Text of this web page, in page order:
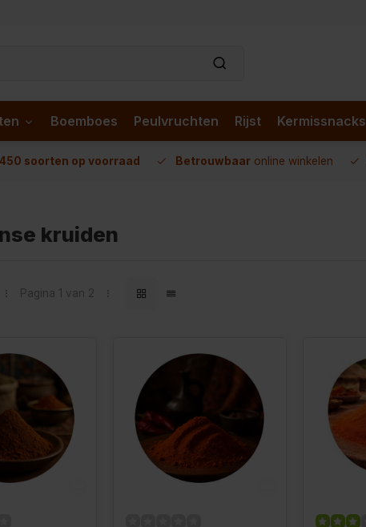
Boemboes Peulvruchten Rijst Kermissnacks
450 soorten op voorraad Betrouwbaar online winkelen
kruiden
Pagina 1 van 2